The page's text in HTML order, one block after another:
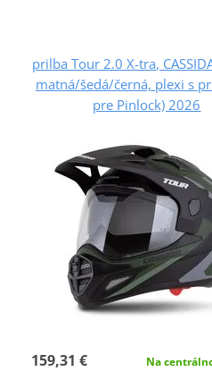
prilba Tour 2.0 X-tra,
matná/šedá/černá, plexi s
pre Pinlock) 2026
159,31 € Na